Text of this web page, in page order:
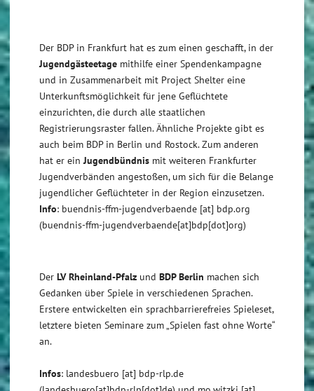
Der BDP in Frankfurt hat es zum einen geschafft, in der
Jugendgästeetage mithilfe einer Spendenkampagne
und in Zusammenarbeit mit Project Shelter eine
Unterkunftsmöglichkeit für jene Geflüchtete
einzurichten, die durch alle staatlichen
Registrierungsraster fallen. Ähnliche Projekte gibt es
auch beim BDP in Berlin und Rostock. Zum anderen
hat er einJugendbündnis mit weiteren Frankfurter
Jugendverbänden angestoßen, um sich für die Belange
jugendlicher Geflüchteter in der Region einzusetzen.
Info: buendnis-ffm-jugendverbaende [at] bdp.org
(buendnis-ffm-jugendverbaende[at]bdp[dot]org)
Der LV Rheinland-Pfalz und BDP Berlin machen sich
Gedanken über Spiele in verschiedenen Sprachen.
Erstere entwickelten ein sprachbarrierefreies Spieleset,
letztere bieten Seminare zum „Spielen fast ohne Worte“
an.
Infos: landesbuero [at] bdp-rlp.de